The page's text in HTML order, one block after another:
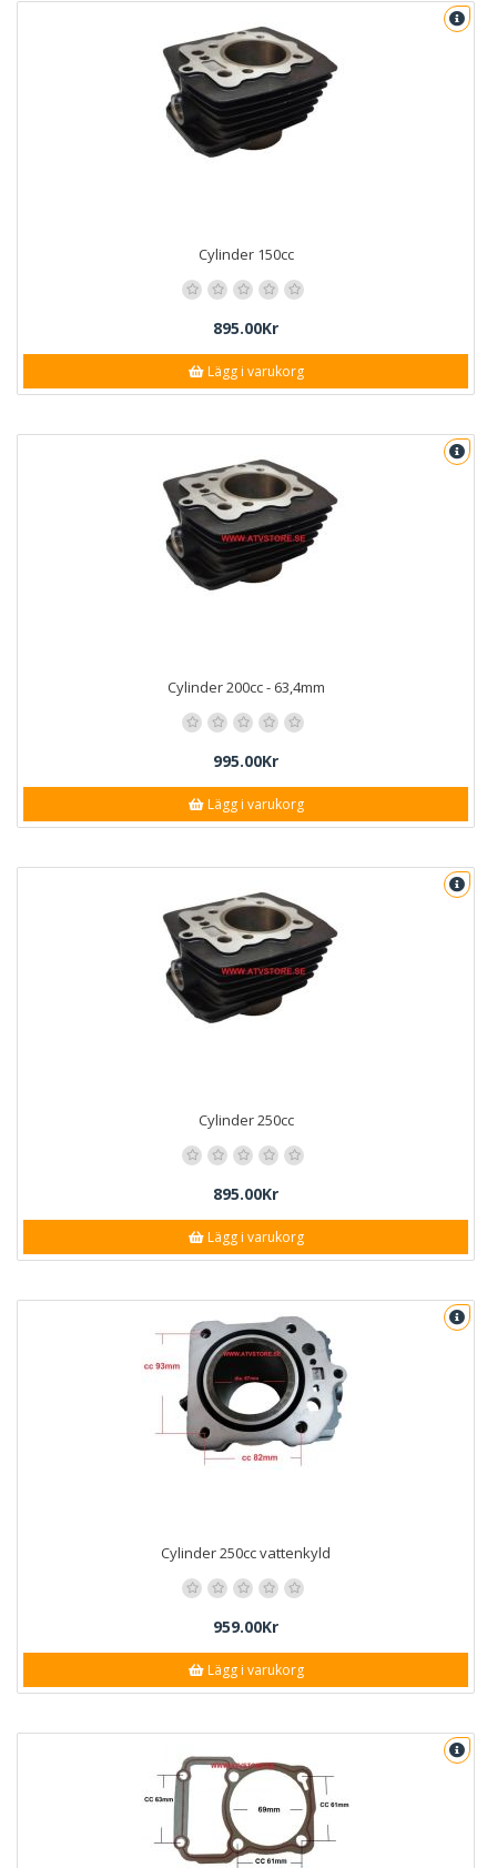
Cylinder 150cc
895.00Kr
Lägg i varukorg
Cylinder 200cc - 63,4mm
995.00Kr
Lägg i varukorg
Cylinder 250cc
895.00Kr
Lägg i varukorg
Cylinder 250cc vattenkyld
959.00Kr
Lägg i varukorg